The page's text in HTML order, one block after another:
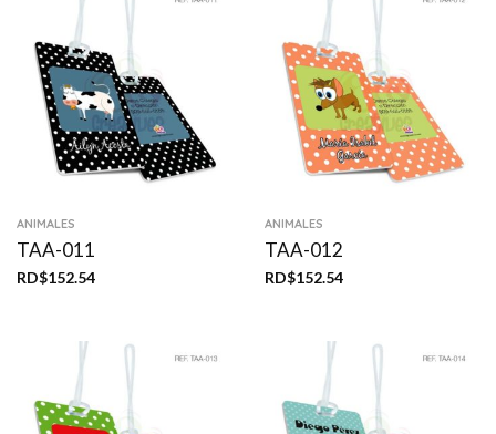
ANIMALES
TAA-011
RD$152.54
ANIMALES
TAA-012
RD$152.54